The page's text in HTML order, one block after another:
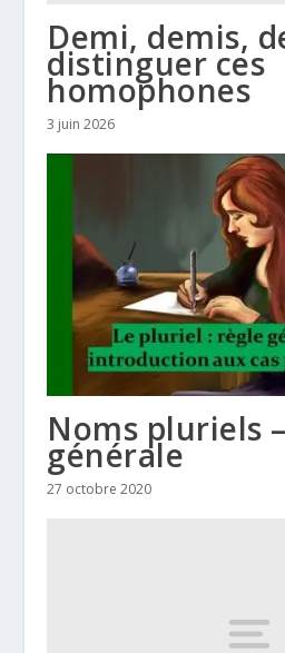
Demi, demis,
distinguer ces
homophones
3 juin 2026
Noms pluriels
générale
27 octobre 2020